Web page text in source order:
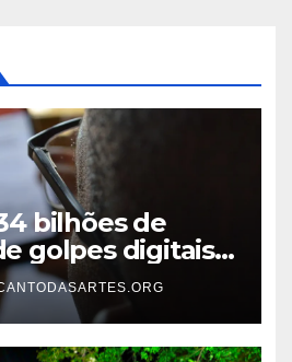
bilhões de
golpes digitais